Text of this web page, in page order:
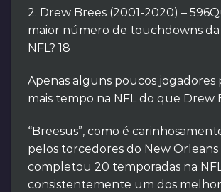
2. Drew Brees (2001-2020) –
maior número de touchdowns da
NFL? 18
Apenas alguns poucos jogadores
mais tempo na NFL do que Drew
“Breesus”, como é
pelos torcedores do New Orleans
completou 20 temporadas na
consistentemente um dos